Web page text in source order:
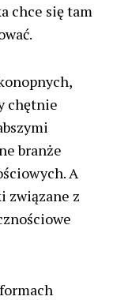
chce się tam
chętnie
branże
A
związane z